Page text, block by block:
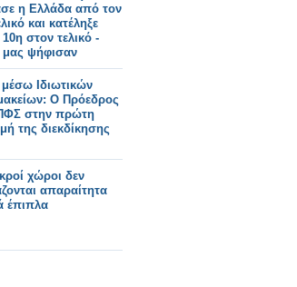
η Ελλάδα από τον
και κατέληξε
στον τελικό -
μας ψήφισαν
Ιδιωτικών
Ο Πρόεδρος
στην πρώτη
της διεκδίκησης
χώροι δεν
απαραίτητα
έπιπλα